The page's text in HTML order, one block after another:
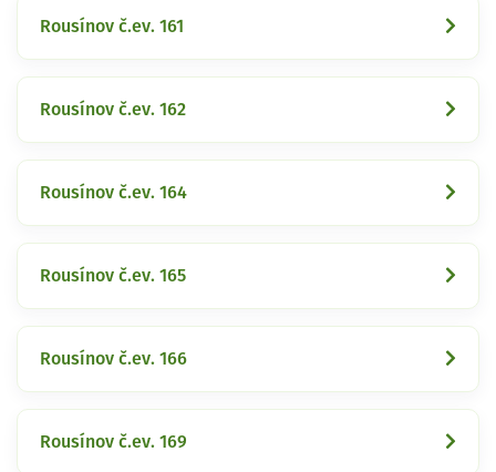
Rousínov č.ev. 161
Rousínov č.ev. 162
Rousínov č.ev. 164
Rousínov č.ev. 165
Rousínov č.ev. 166
Rousínov č.ev. 169